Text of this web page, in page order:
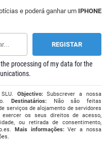
e poderá ganhar um IPHONE
processing of my data for the
Objectivo:Subscrever a nossa
Destinatários: Não são feitas
serviços de alojamento de servidores
os seus direitos de acesso,
ou retirada de consentimento,
. Mais informações:Ver a nossa